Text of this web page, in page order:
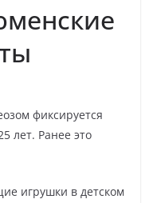
фиксируется
лет. Ранее это
игрушки в детском